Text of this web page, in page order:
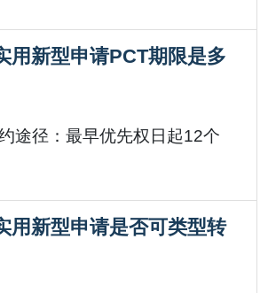
用新型申请PCT期限是多
途径：最早优先权日起12个
用新型申请是否可类型转